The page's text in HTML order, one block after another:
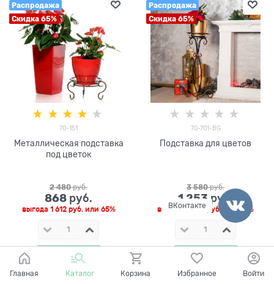
Распродажа
Скидка 65%
70-151
Металлическая подставка
под цветок
2 480 руб.
868 руб.
выгода 1 612 руб.или 65%
КУПИТЬ
Распродажа
Скидка 65%
70-701-BG
Подставка для цветов
3 580 руб.
1 253 руб.
выгода 2 327 руб. или65%
КУПИТЬ
Главная Каталог Корзина Избранное Войти
ВКонтакте